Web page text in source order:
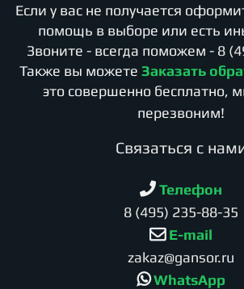
Если у вас не получается
помощь в выборе или есть
Звоните - всегда поможем - 8
Также вы можете Заказать
это совершенно бесплатно,
перезвоним!
Cвязаться с
Телефон
8 (495) 235-88-35
E-mail
zakaz@gansor.ru
WhatsApp